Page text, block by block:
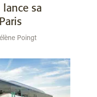
lance sa
Poingt